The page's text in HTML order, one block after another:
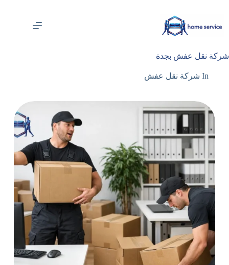
المحتوى
شركة نقل عفش بجدة
In شركة نقل عفش